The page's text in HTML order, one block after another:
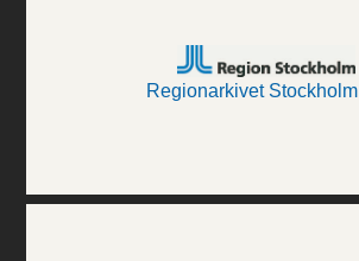
Regionarkivet Stockholm